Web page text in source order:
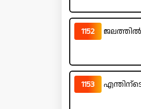
1152 ജലത്തിൽ
1153